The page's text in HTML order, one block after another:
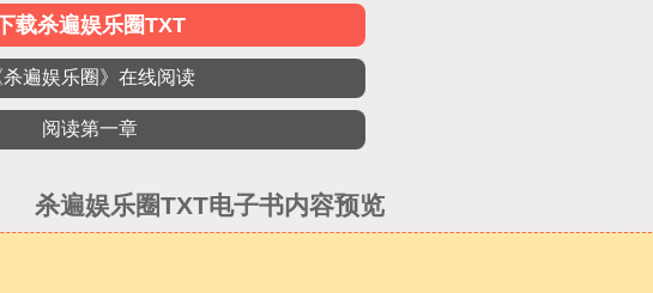
载杀遍娱乐圈TXT
杀遍娱乐圈》在线阅读
阅读第一章
杀遍娱乐圈TXT电子书内容预览